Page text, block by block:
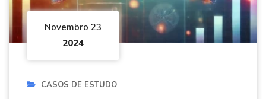
Novembro 23
2024
CASOS DE ESTUDO